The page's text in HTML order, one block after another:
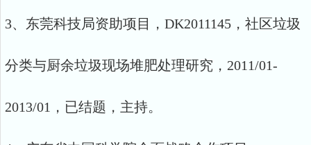
3、东莞科技局资助项目，DK2011145，社区垃圾
分类与厨余垃圾现场堆肥处理研究，2011/01-
2013/01，已结题，主持。